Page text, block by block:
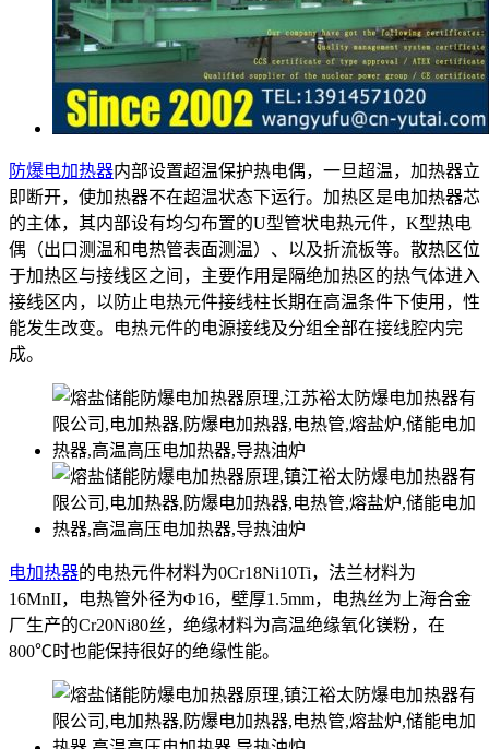
防爆电加热器内部设置超温保护热电偶，一旦超温，加热器立
即断开，使加热器不在超温状态下运行。加热区是电加热器芯
的主体，其内部设有均匀布置的U型管状电热元件，K型热电
偶（出口测温和电热管表面测温）、以及折流板等。散热区位
于加热区与接线区之间，主要作用是隔绝加热区的热气体进入
接线区内，以防止电热元件接线柱长期在高温条件下使用，性
能发生改变。电热元件的电源接线及分组全部在接线腔内完
成。
电加热器的电热元件材料为0Cr18Ni10Ti，法兰材料为
16MnII，电热管外径为Φ16，壁厚1.5mm，电热丝为上海合金
厂生产的Cr20Ni80丝，绝缘材料为高温绝缘氧化镁粉，在
800℃时也能保持很好的绝缘性能。